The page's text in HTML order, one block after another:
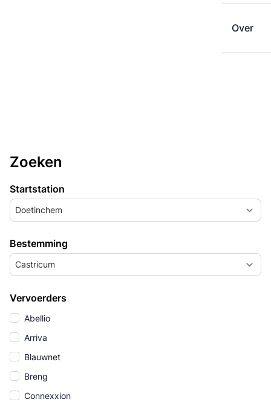
Over
Zoeken
Startstation
Doetinchem
Bestemming
Castricum
Vervoerders
Abellio
Arriva
Blauwnet
Breng
Connexxion